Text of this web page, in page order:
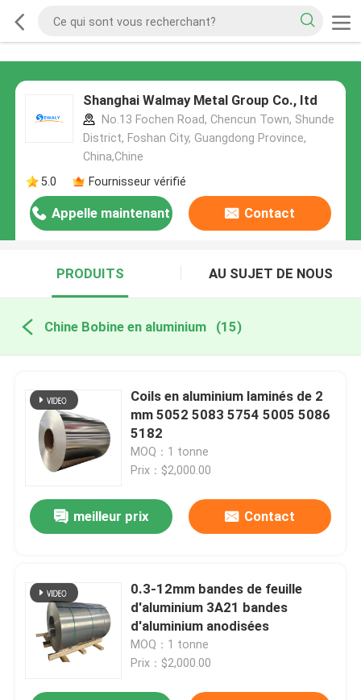
Shanghai Walmay Metal Group Co., Itd
No.13 Fochen Road, Chencun Town, Shunde
District, Foshan City, Guangdong Province,
China,Chine
5.0
Fournisseur vérifié
Appelle maintenant Contact
PRODUITS AU SUJET DE NOUS
Chine Bobine en aluminium (15)
Coils en aluminium laminés de 2
mm 5052 5083 5754 5005 5086
5182
MOQ：1 tonne
Prix：$2,000.00
meilleur prix Contact
0.3-12mm bandes de feuille
d'aluminium 3A21 bandes
d'aluminium anodisées
MOQ：1 tonne
Prix：$2,000.00